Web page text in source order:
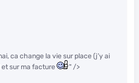
ca change la vie sur place (j’y ai
sur ma facture
" />